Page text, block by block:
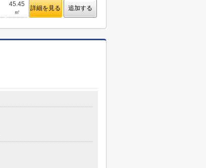
45.45
㎡
詳細を見る 追加する